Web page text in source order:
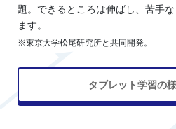
題。できるところは伸ばし、苦手
ます。
※東京大学松尾研究所と共同開発。
タブレット学習の